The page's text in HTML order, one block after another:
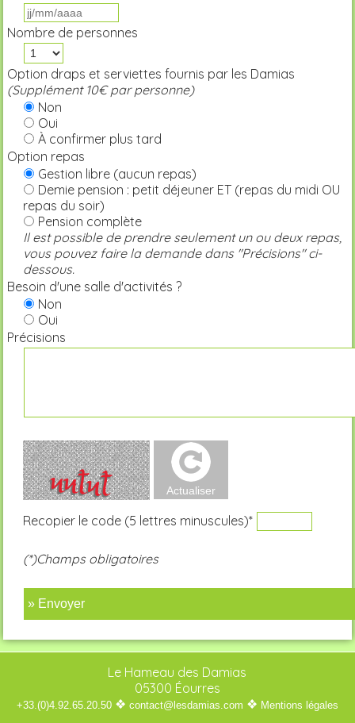
Nombre de personnes
Option draps et serviettes fournis par les Damias
(Supplément 10€ par personne)
Non
Oui
À confirmer plus tard
Option repas
Gestion libre (aucun repas)
Demie pension : petit déjeuner ET (repas du midi OU
repas du soir)
Pension complète
Il est possible de prendre seulement un ou deux repas,
vous pouvez faire la demande dans "Précisions" ci-
dessous.
Besoin d'une salle d'activités ?
Non
Oui
Précisions
Recopier le code (5 lettres minuscules)*
(*)Champs obligatoires
» Envoyer
Le Hameau des Damias
05300 Éourres
+33.(0)4.92.65.20.50 ❖ contact@lesdamias.com ❖ Mentions légales